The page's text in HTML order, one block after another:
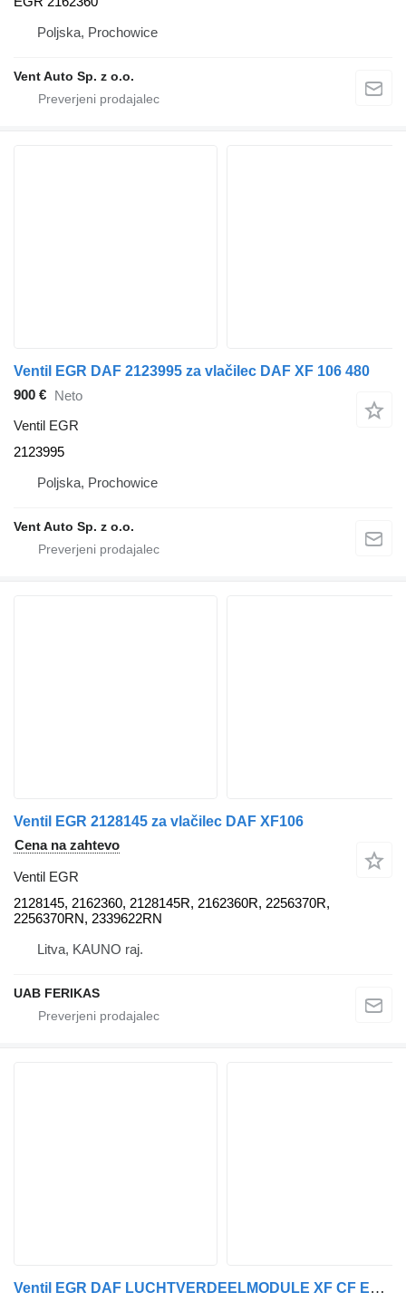
Poljska, Prochowice
Vent Auto Sp. z o.o.
Ventil EGR DAF 2123995 za vlačilec DAF XF 106 480
900 € Neto
Ventil EGR
2123995
Poljska, Prochowice
Vent Auto Sp. z o.o.
Ventil EGR 2128145 za vlačilec DAF XF106
Cena na zahtevo
Ventil EGR
2128145, 2162360, 2128145R, 2162360R, 2256370R,
2256370RN, 2339622RN
Litva, KAUNO raj.
UAB FERIKAS
Ventil EGR DAF LUCHTVERDEELMODULE XF CF EURO 6 MX 11 1926327 za vlačilec